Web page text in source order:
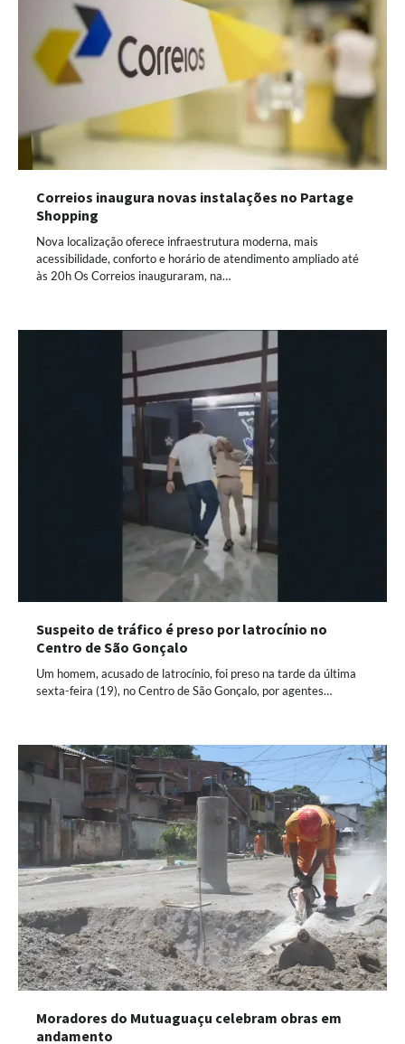
Correios inaugura novas instalações no Partage
Shopping
Nova localização oferece infraestrutura moderna, mais
acessibilidade, conforto e horário de atendimento ampliado até
às 20h Os Correios inauguraram, na…
Suspeito de tráfico é preso por latrocínio no
Centro de São Gonçalo
Um homem, acusado de latrocínio, foi preso na tarde da última
sexta-feira (19), no Centro de São Gonçalo, por agentes…
Moradores do Mutuaguaçu celebram obras em
andamento